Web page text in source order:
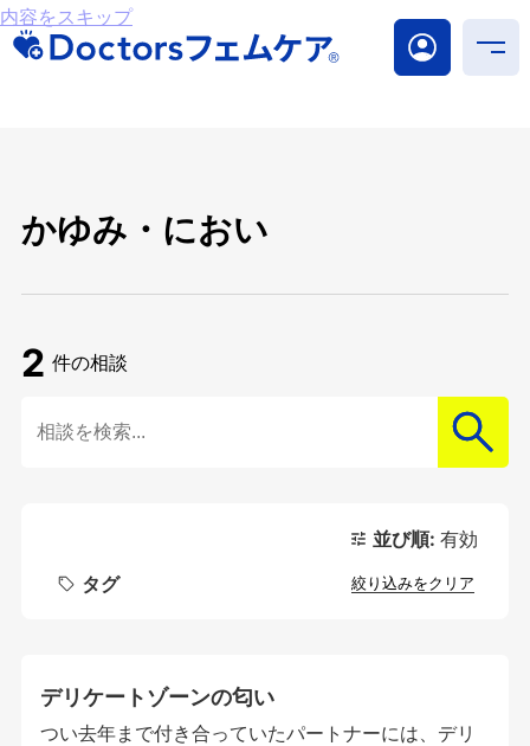
内容をスキップ
かゆみ・におい
2 件の相談
並び順:有効
タグ
絞り込みをクリア
デリケートゾーンの匂い
つい去年まで付き合っていたパートナーには、デリ